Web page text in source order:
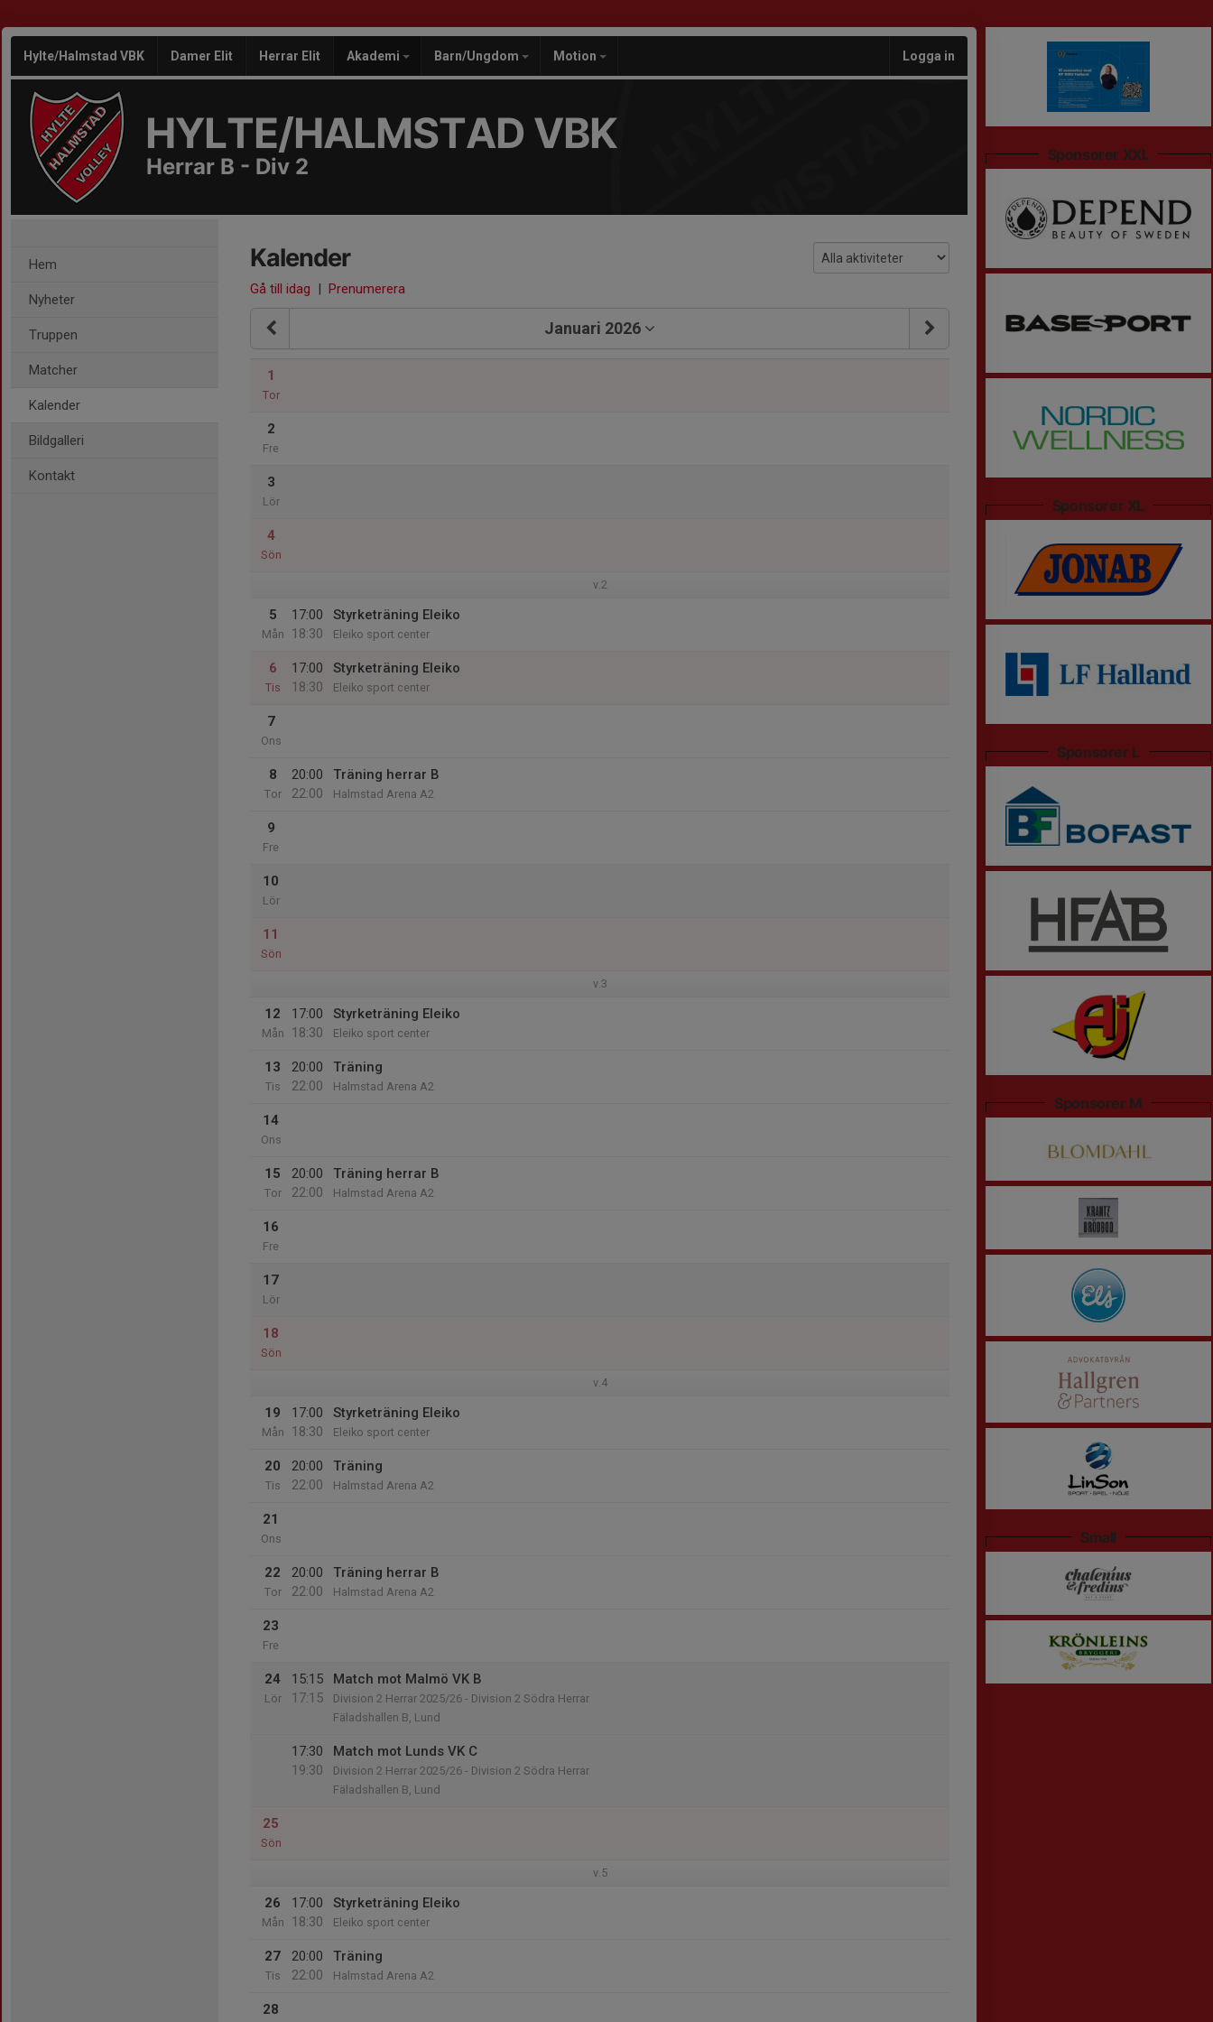
Hylte/Halmstad VBK Damer Elit Herrar Elit Akademi Barn/Ungdom Motion Logga in
HYLTE/HALMSTAD VBK
Herrar B - Div 2
Hem
Nyheter
Truppen
Matcher
Kalender
Bildgalleri
Kontakt
Kalender
Gå till idag | Prenumerera
Januari 2026
1
Tor
2
Fre
3
Lör
4
Sön
v.2
5
Mån
17:00
18:30
Styrketräning Eleiko
Eleiko sport center
6
Tis
17:00
18:30
Styrketräning Eleiko
Eleiko sport center
7
Ons
8
Tor
20:00
22:00
Träning herrar B
Halmstad Arena A2
9
Fre
10
Lör
11
Sön
v.3
12
Mån
17:00
18:30
Styrketräning Eleiko
Eleiko sport center
13
Tis
20:00
22:00
Träning
Halmstad Arena A2
14
Ons
15
Tor
20:00
22:00
Träning herrar B
Halmstad Arena A2
16
Fre
17
Lör
18
Sön
v.4
19
Mån
17:00
18:30
Styrketräning Eleiko
Eleiko sport center
20
Tis
20:00
22:00
Träning
Halmstad Arena A2
21
Ons
22
Tor
20:00
22:00
Träning herrar B
Halmstad Arena A2
23
Fre
24
Lör
15:15
17:15
Match mot Malmö VK B
Division 2 Herrar 2025/26 - Division 2 Södra Herrar
Fäladshallen B, Lund
17:30
19:30
Match mot Lunds VK C
Division 2 Herrar 2025/26 - Division 2 Södra Herrar
Fäladshallen B, Lund
25
Sön
v.5
26
Mån
17:00
18:30
Styrketräning Eleiko
Eleiko sport center
27
Tis
20:00
22:00
Träning
Halmstad Arena A2
28
Sponsorer XXL
Sponsorer XL
Sponsorer L
Sponsorer M
Small